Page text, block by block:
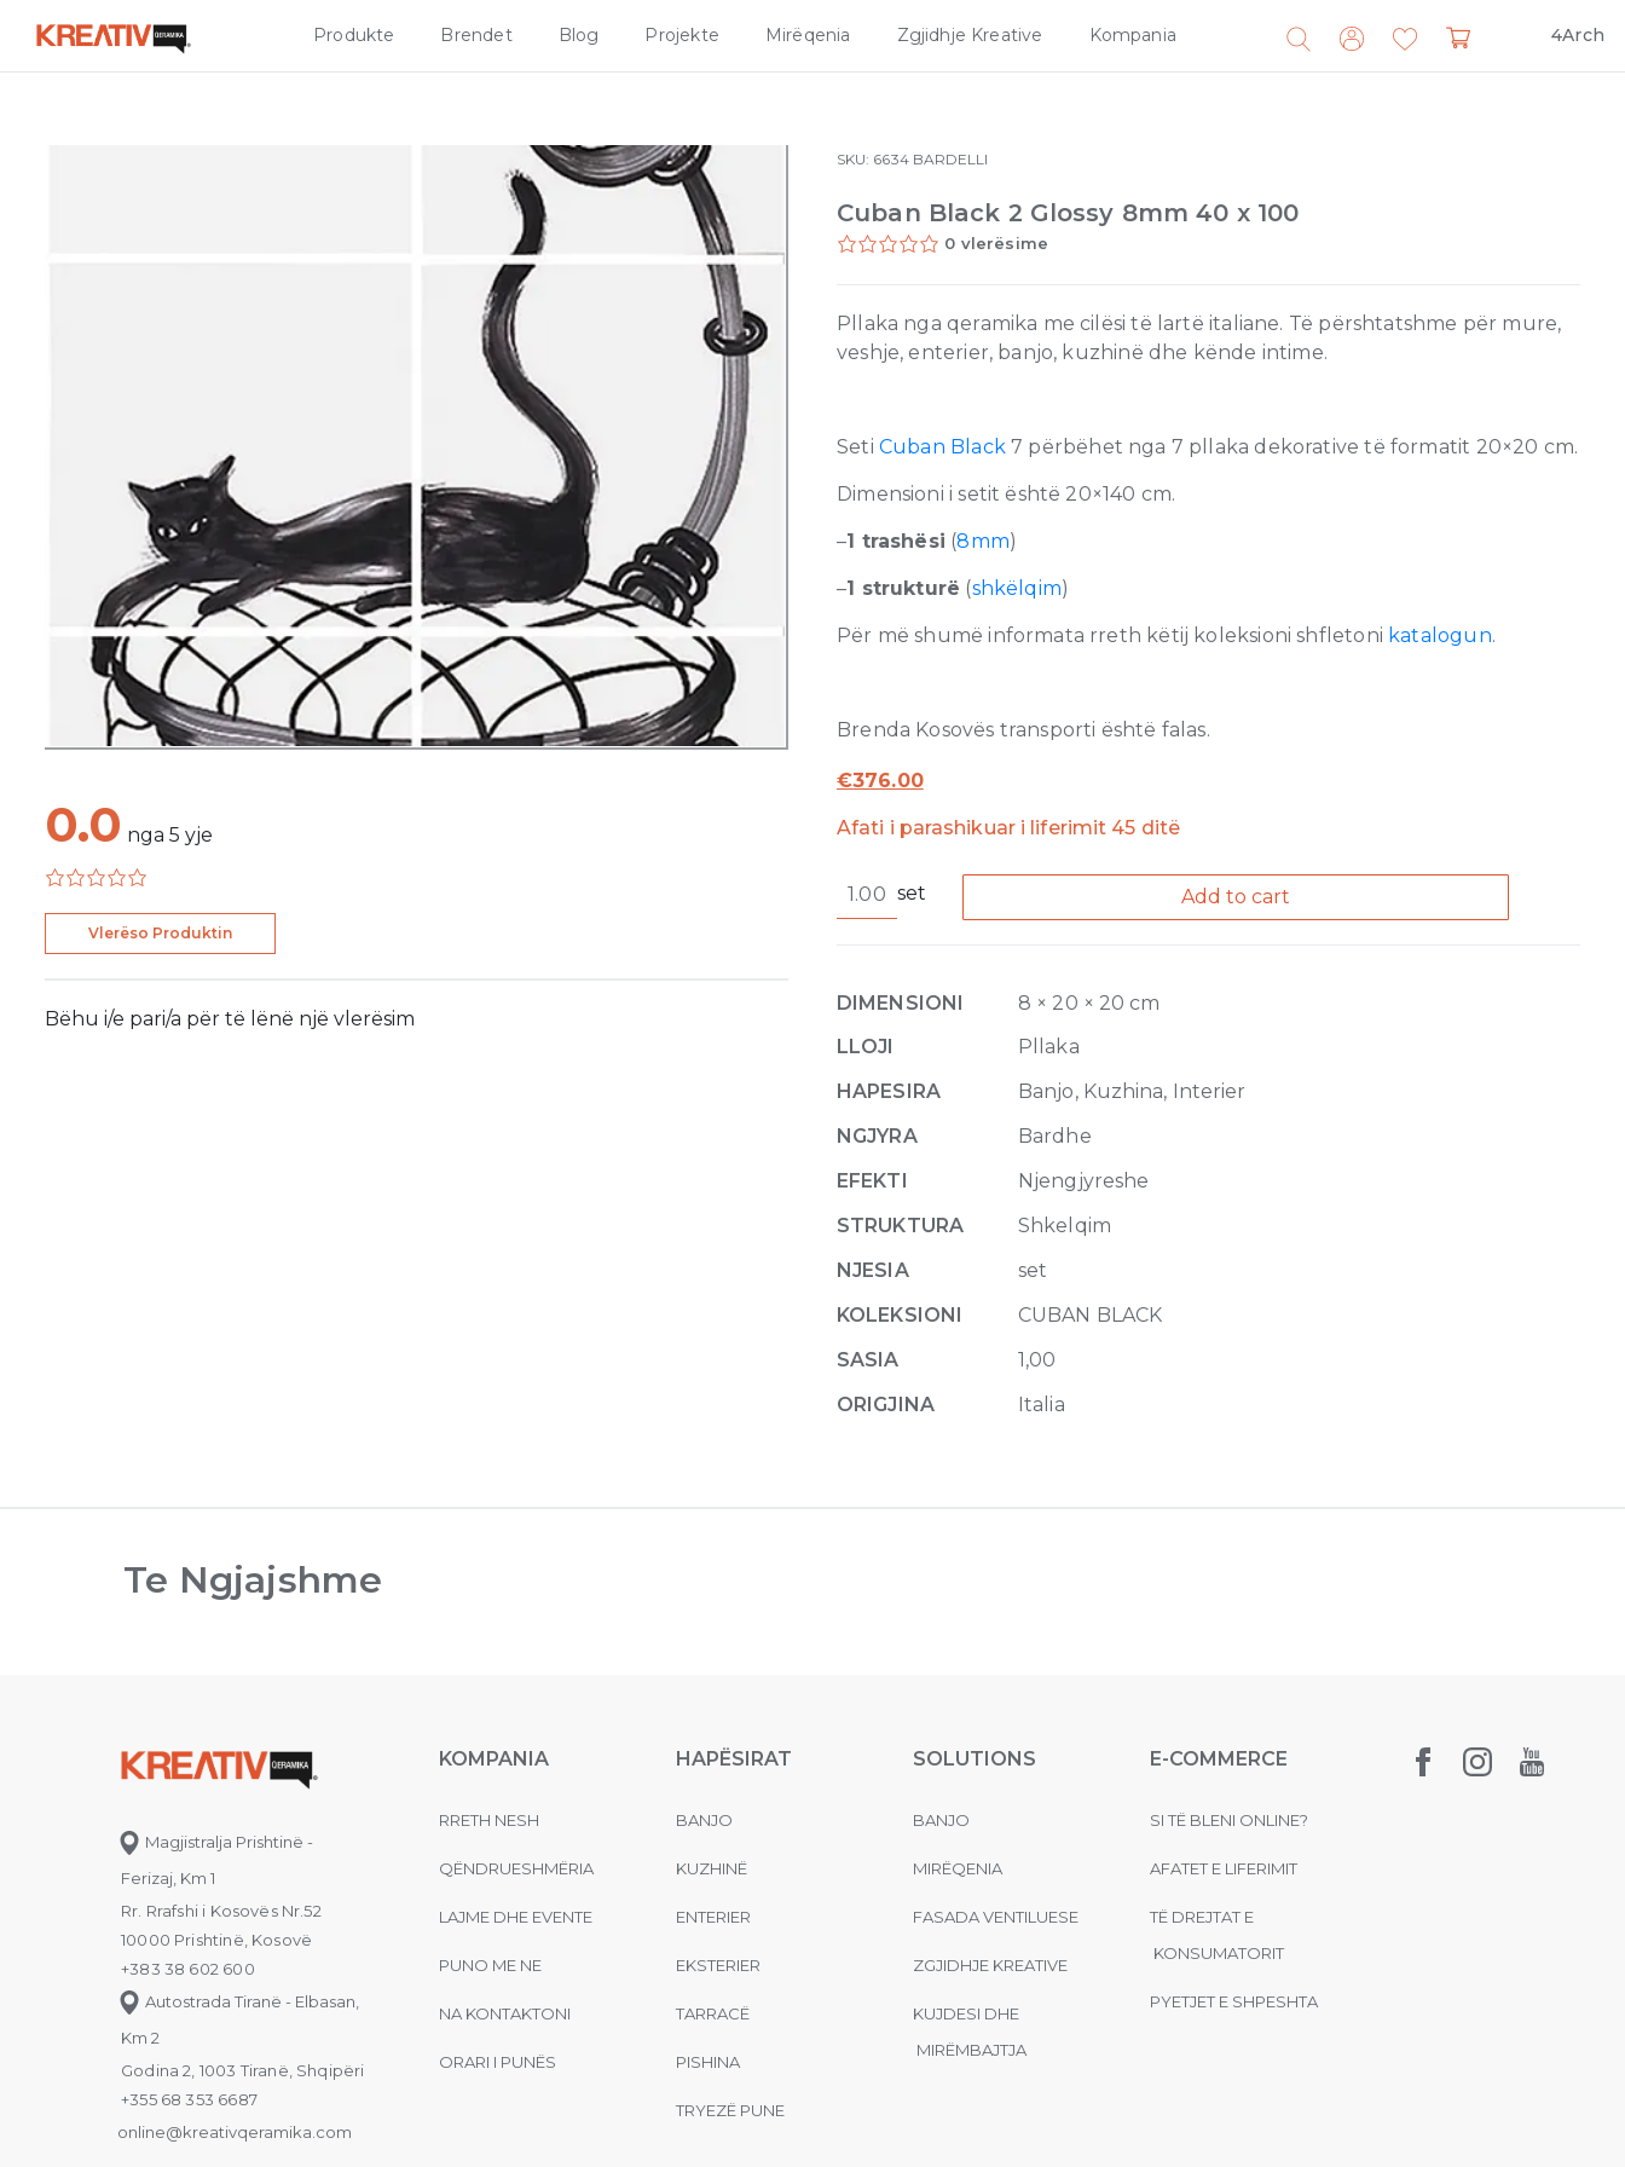
Produkte Brendet Blog Projekte Mirëqenia Zgjidhje Kreative Kompania 4Arch
Search
for:
0.0 nga 5 yje
Vlerëso Produktin
Bëhu i/e pari/a për të lënë një vlerësim
SKU: 6634 BARDELLI
Cuban Black 2 Glossy 8mm 40 x 100
0 vlerësime
Pllaka nga qeramika me cilësi të lartë italiane. Të përshtatshme për mure,
veshje, enterier, banjo, kuzhinë dhe kënde intime.
Seti Cuban Black7 përbëhet nga 7 pllaka dekorative të formatit 20×20 cm.
Dimensioni i setit është 20×140 cm.
–1 trashësi (8mm)
–1 strukturë (shkëlqim)
Për më shumë informata rreth këtij koleksioni shfletoni katalogun.
Brenda Kosovës transporti është falas.
€376.00
Afati i parashikuar i liferimit 45 ditë
Black
40
x
quantity
set Add to cart
DIMENSIONI
8 × 20 × 20 cm
LLOJI
Pllaka
HAPESIRA
Banjo, Kuzhina, Interier
NGJYRA
Bardhe
EFEKTI
Njengjyreshe
STRUKTURA
Shkelqim
NJESIA
set
KOLEKSIONI
CUBAN BLACK
SASIA
1,00
ORIGJINA
Italia
Te Ngjajshme
Magjistralja Prishtinë -
Ferizaj, Km 1
Rr. Rrafshi i Kosovës Nr.52
10000 Prishtinë, Kosovë
+383 38 602 600
Autostrada Tiranë - Elbasan,
Km 2
Godina 2, 1003 Tiranë, Shqipëri
+355 68 353 6687
online@kreativqeramika.com
KOMPANIA
RRETH NESH
QËNDRUESHMËRIA
LAJME DHE EVENTE
PUNO ME NE
NA KONTAKTONI
ORARI I PUNËS
HAPËSIRAT
BANJO
KUZHINË
ENTERIER
EKSTERIER
TARRACË
PISHINA
TRYEZË PUNE
SOLUTIONS
BANJO
MIRËQENIA
FASADA VENTILUESE
ZGJIDHJE KREATIVE
KUJDESI DHE
MIRËMBAJTJA
E-COMMERCE
SI TË BLENI ONLINE?
AFATET E LIFERIMIT
TË DREJTAT E
KONSUMATORIT
PYETJET E SHPESHTA